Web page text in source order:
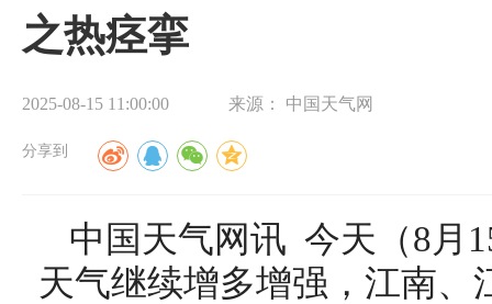
之热痉挛
2025-08-15 11:00:00 来源： 中国天气网
分享到
中国天气网讯 今天（8月
天气继续增多增强，江南、